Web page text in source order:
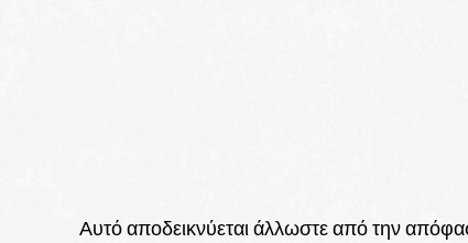
Αυτό αποδεικνύεται άλλωστε από την